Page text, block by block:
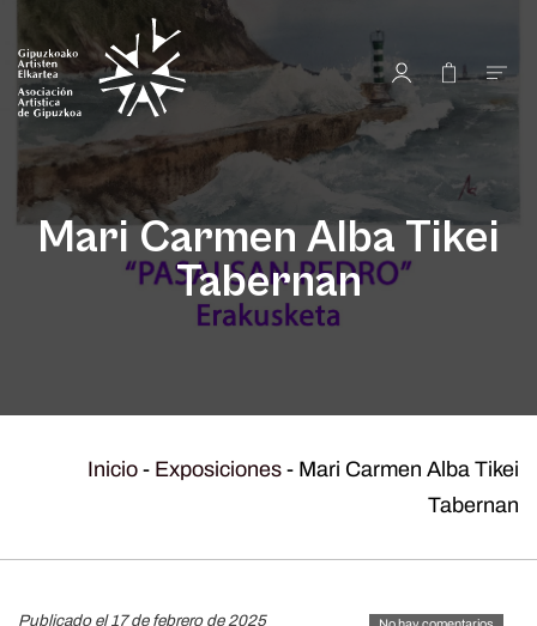
Mari Carmen Alba Tikei
Tabernan
Inicio - Exposiciones - Mari Carmen Alba Tikei
Tabernan
Publicado el 17 de febrero de 2025